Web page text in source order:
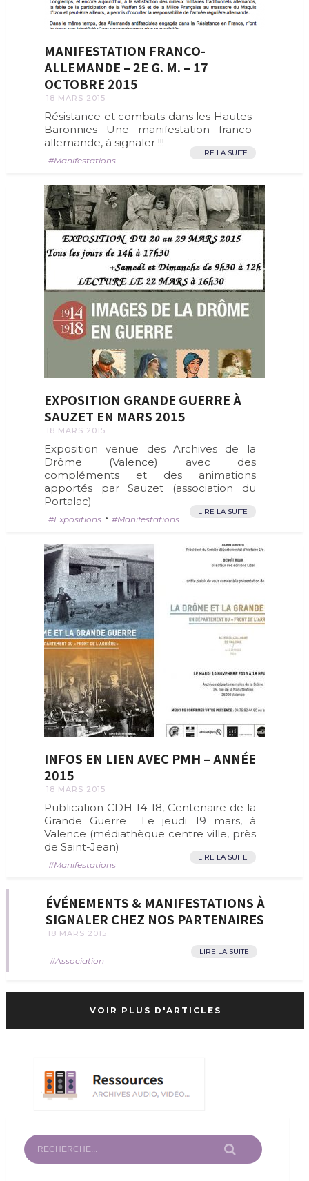
MANIFESTATION FRANCO-
ALLEMANDE – 2E G. M. – 17
OCTOBRE 2015
18 MARS 2015
Résistance et combats dans les Hautes-
Baronnies Une manifestation franco-
allemande, à signaler !!!
LIRE LA SUITE
Manifestations
EXPOSITION GRANDE GUERRE À
SAUZET EN MARS 2015
18 MARS 2015
Exposition venue des Archives de la
Drôme (Valence) avec des
compléments et des animations
apportés par Sauzet (association du
Portalac)
LIRE LA SUITE
Expositions • Manifestations
INFOS EN LIEN AVEC PMH – ANNÉE
2015
18 MARS 2015
Publication CDH 14-18, Centenaire de la
Grande Guerre Le jeudi 19 mars, à
Valence (médiathèque centre ville, près
de Saint-Jean)
LIRE LA SUITE
Manifestations
ÉVÉNEMENTS & MANIFESTATIONS À
SIGNALER CHEZ NOS PARTENAIRES
18 MARS 2015
LIRE LA SUITE
Association
VOIR PLUS D'ARTICLES